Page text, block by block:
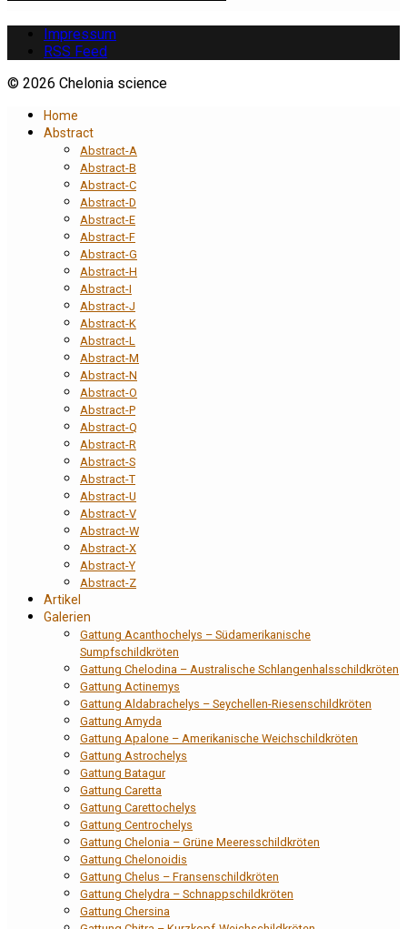
Impressum
RSS Feed
© 2026 Chelonia science
Home
Abstract
Abstract-A
Abstract-B
Abstract-C
Abstract-D
Abstract-E
Abstract-F
Abstract-G
Abstract-H
Abstract-I
Abstract-J
Abstract-K
Abstract-L
Abstract-M
Abstract-N
Abstract-O
Abstract-P
Abstract-Q
Abstract-R
Abstract-S
Abstract-T
Abstract-U
Abstract-V
Abstract-W
Abstract-X
Abstract-Y
Abstract-Z
Artikel
Galerien
Gattung Acanthochelys – Südamerikanische
Sumpfschildkröten
Gattung Chelodina – Australische Schlangenhalsschildkröten
Gattung Actinemys
Gattung Aldabrachelys – Seychellen-Riesenschildkröten
Gattung Amyda
Gattung Apalone – Amerikanische Weichschildkröten
Gattung Astrochelys
Gattung Batagur
Gattung Caretta
Gattung Carettochelys
Gattung Centrochelys
Gattung Chelonia – Grüne Meeresschildkröten
Gattung Chelonoidis
Gattung Chelus – Fransenschildkröten
Gattung Chelydra – Schnappschildkröten
Gattung Chersina